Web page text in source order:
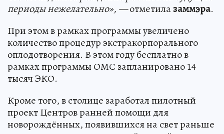
периоды нежелательно», —отметилазаммэра.
При этом в рамках программы увеличено
количество процедур экстракорпорального
оплодотворения. В этом году бесплатно в
рамках программы ОМС запланировано 14
тысяч ЭКО.
Кроме того, в столице заработал пилотный
проект Центров ранней помощи для
новорождённых, появившихся на свет раньше